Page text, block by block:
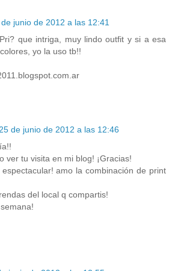
junio de 2012 a las 12:41
que intriga, muy lindo outfit y si a esa
yo la uso tb!!
de junio de 2012 a las 12:46
ver tu visita en mi blog! ¡Gracias!
amo la combinación de print
del local q compartis!